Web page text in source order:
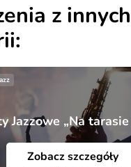
z innych
Jazzowe „Na
Zobacz szczegóły